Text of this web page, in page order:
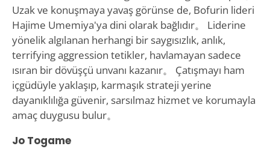
Uzak ve konuşmaya yavaş görünse de, Bofurin lideri
Hajime Umemiya'ya dini olarak bağlıdır。 Liderine
yönelik algılanan herhangi bir saygısızlık, anlık,
terrifying aggression tetikler, havlamayan sadece
ısıran bir dövüşçü unvanı kazanır。 Çatışmayı ham
içgüdüyle yaklaşıp, karmaşık strateji yerine
dayanıklılığa güvenir, sarsılmaz hizmet ve korumayla
amaç duygusu bulur。
Jo Togame